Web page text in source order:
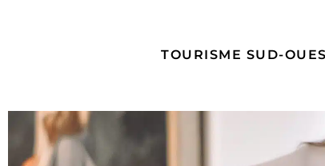
TOURISME SUD-